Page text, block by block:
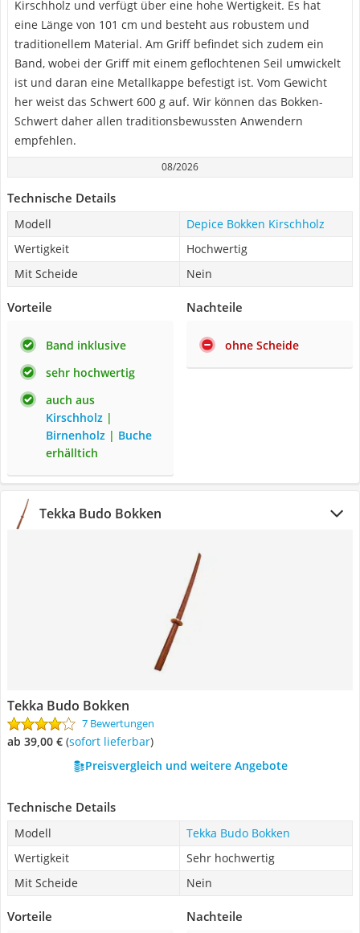
Kirschholz und verfügt über eine hohe Wertigkeit. Es hat
eine Länge von 101 cm und besteht aus robustem und
traditionellem Material. Am Griff befindet sich zudem ein
Band, wobei der Griff mit einem geflochtenen Seil umwickelt
ist und daran eine Metallkappe befestigt ist. Vom Gewicht
her weist das Schwert 600 g auf. Wir können das Bokken-
Schwert daher allen traditionsbewussten Anwendern
empfehlen.
08/2026
Technische Details
Modell
Depice Bokken Kirschholz
Wertigkeit
Hochwertig
Mit Scheide
Nein
Vorteile
Band inklusive
sehr hochwertig
auch aus
Kirschholz |
Birnenholz | Buche
erhälltich
Nachteile
ohne Scheide
Tekka Budo Bokken
Tekka Budo Bokken
7 Bewertungen
ab 39,00 € ( Sofort lieferbar)
Preisvergleich und weitere Angebote
Technische Details
Modell
Tekka Budo Bokken
Wertigkeit
Sehr hochwertig
Mit Scheide
Nein
Vorteile Nachteile